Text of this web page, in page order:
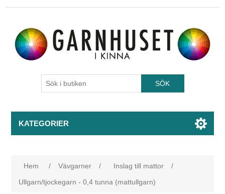
KATEGORIER
Hem / Vävgarner / Inslag till mattor
/
Ullgarn/tjockegarn - 0,4 tunna (mattullgarn)